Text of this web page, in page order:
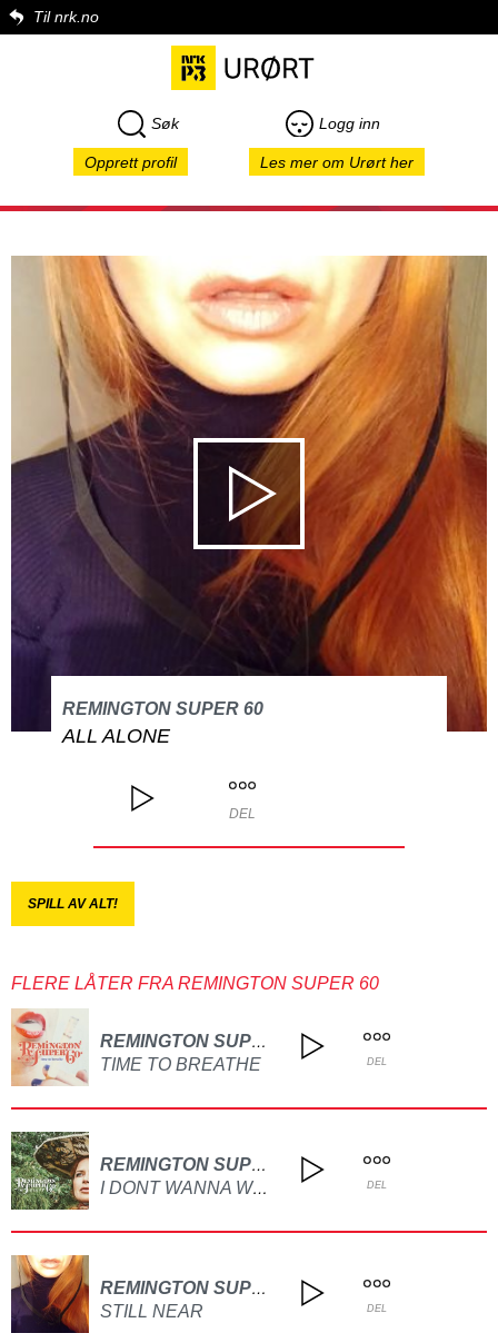
Til nrk.no
Søk Logg inn
Opprett profil Les mer om Urørt her
REMINGTON SUPER 60
ALL ALONE
DEL
SPILL AV ALT!
FLERE LÅTER FRA REMINGTON SUPER 60
REMINGTON SUPER 60
TIME TO BREATHE DEL
REMINGTON SUPER 60
I DONT WANNA WAIT
DEL
REMINGTON SUPER 60
STILL NEAR DEL